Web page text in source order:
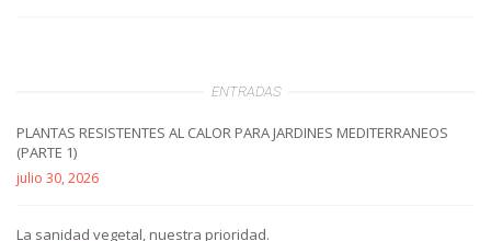
ENTRADAS
PLANTAS RESISTENTES AL CALOR PARA JARDINES MEDITERRANEOS
(PARTE 1)
julio 30, 2026
La sanidad vegetal, nuestra prioridad.